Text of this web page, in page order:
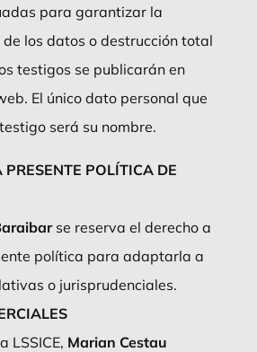
para garantizar la
los datos o destrucción total
testigos se publicarán en
El único dato personal que
será su nombre.
POLÍTICA DE
se reserva el derecho a
política para adaptarla a
o jurisprudenciales.
LSSICE, Marian Cestau